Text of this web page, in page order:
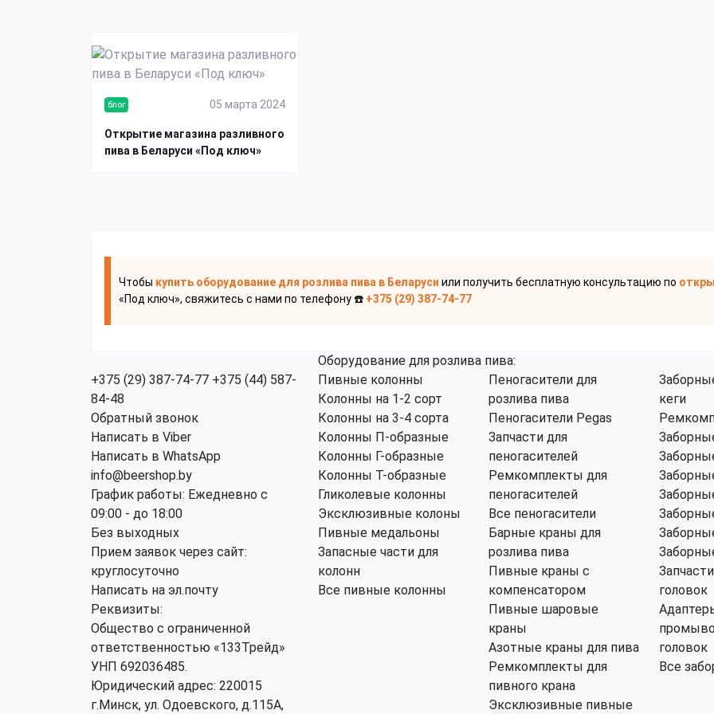
блог 05 марта 2024
Открытие магазина разливного
пива в Беларуси «Под ключ»
Чтобы купить оборудование для розлива пива в Беларуси или получить бесплатную консультацию по
«Под ключ», свяжитесь с нами по телефону ☎️ +375 (29) 387-74-77
+375 (29) 387-74-77 +375 (44) 587-
84-48
Обратный звонок
Написать в Viber
Написать в WhatsApp
info@beershop.by
График работы: Ежедневно с
09:00 - до 18:00
Без выходных
Прием заявок через сайт:
круглосуточно
Написать на эл.почту
Реквизиты:
Общество с ограниченной
ответственностью «133Трейд»
УНП 692036485​.
Юридический адрес: 220015
г.Минск, ул. Одоевского, д.115А,
Оборудование для розлива пива:
Пивные колонны
Колонны на 1-2 сорт
Колонны на 3-4 сорта
Колонны П-образные
Колонны Г-образные
Колонны Т-образные
Гликолевые колонны
Эксклюзивные колоны
Пивные медальоны
Запасные части для
колонн
Все пивные колонны
Пеногасители для
розлива пива
Пеногасители Pegas
Запчасти для
пеногасителей
Ремкомплекты для
пеногасителей
Все пеногасители
Барные краны для
розлива пива
Пивные краны с
компенсатором
Пивные шаровые
краны
Азотные краны для пива
Ремкомплекты для
пивного крана
Эксклюзивные пивные
кеги
головок
головок
Все